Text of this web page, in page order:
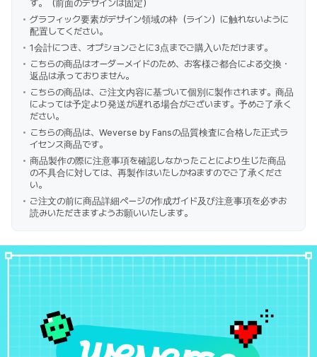
す。（前面のデザインは固定）
グラフィック要素がデザイン領域の枠（ライン）に触れないように
配置してください。
1会計につき、オプションごとに3点までご購入いただけます。
こちらの商品はオーダーメイドのため、お客様ご都合による交換・
返品は承っておりません。
こちらの商品は、ご注文内容に基づいて個別に製作されます。商品
によっては予定より発送が遅れる場合がございます。予めご了承く
ださい。
こちらの商品は、Weverse by Fansの品質検査に合格した正式ラ
イセンス商品です。
商品製作の際に注意事項を確認しなかったことにより生じた商品
の不具合に対しては、再製作はいたしかねますのでご了承くださ
い。
ご注文の前に商品詳細ページの作成ガイド及び注意事項を必ずお
読みいただきますようお願いいたします。